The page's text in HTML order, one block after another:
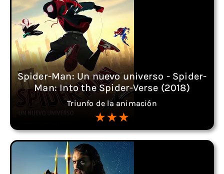
Spider-Man: Un nuevo universo - Spider-
Man: Into the Spider-Verse (2018)
Triunfo de la animación